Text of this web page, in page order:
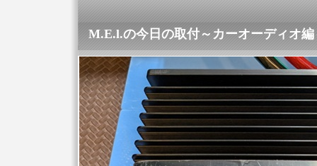
M.E.l.の今日の取付～カーオーディオ編